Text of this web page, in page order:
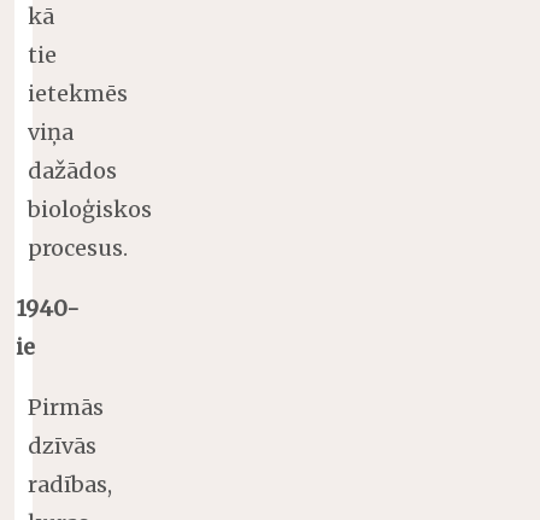
kā
tie
ietekmēs
viņa
dažādos
bioloģiskos
procesus.
1940-
ie
Pirmās
dzīvās
radības,